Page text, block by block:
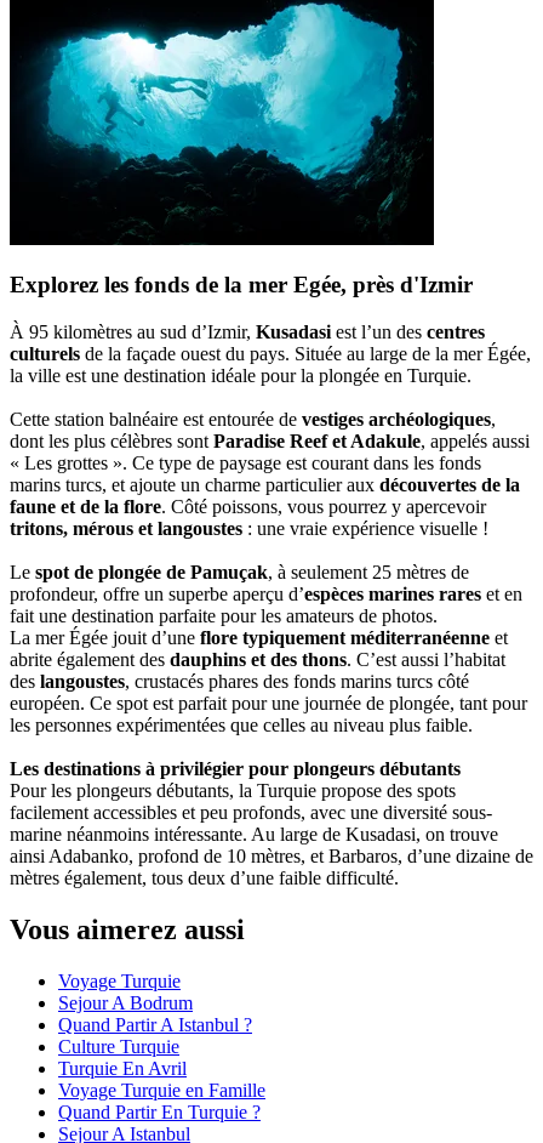
Explorez les fonds de la mer Egée, près d'Izmir
À 95 kilomètres au sud d’Izmir, Kusadasi est l’un des centres
culturels de la façade ouest du pays. Située au large de la mer Égée,
la ville est une destination idéale pour la plongée en Turquie.
Cette station balnéaire est entourée de vestiges archéologiques,
dont les plus célèbres sont Paradise Reef et Adakule, appelés aussi
« Les grottes ». Ce type de paysage est courant dans les fonds
marins turcs, et ajoute un charme particulier aux découvertes de la
faune et de la flore. Côté poissons, vous pourrez y apercevoir
tritons, mérous et langoustes : une vraie expérience visuelle !
Le spot de plongée de Pamuçak, à seulement 25 mètres de
profondeur, offre un superbe aperçu d’espèces marines rares et en
fait une destination parfaite pour les amateurs de photos.
La mer Égée jouit d’une flore typiquement méditerranéenne et
abrite également des dauphins et des thons. C’est aussi l’habitat
des langoustes, crustacés phares des fonds marins turcs côté
européen. Ce spot est parfait pour une journée de plongée, tant pour
les personnes expérimentées que celles au niveau plus faible.
Les destinations à privilégier pour plongeurs débutants
Pour les plongeurs débutants, la Turquie propose des spots
facilement accessibles et peu profonds, avec une diversité sous-
marine néanmoins intéressante. Au large de Kusadasi, on trouve
ainsi Adabanko, profond de 10 mètres, et Barbaros, d’une dizaine de
mètres également, tous deux d’une faible difficulté.
Vous aimerez aussi
Voyage Turquie
Sejour A Bodrum
Quand Partir A Istanbul ?
Culture Turquie
Turquie En Avril
Voyage Turquie en Famille
Quand Partir En Turquie ?
Sejour A Istanbul